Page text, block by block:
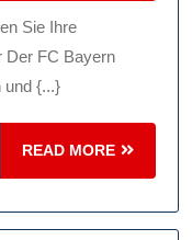
Der FC Bayern
und {...}
READ MORE
READ
MORE